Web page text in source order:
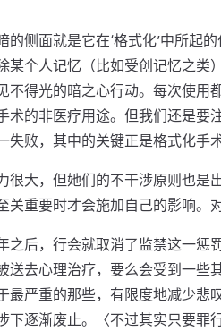
的侧面就是它在‘格式化’中所起
某个人记忆（比如受创记忆之类
不得光的暗之心行动。每次使用
术的非医疗用途。但我们还是要
失败，其中的关键正是格式化手
很大，但她们的不干涉原则也是
关重要时才会施加自己的影响。
之后，行会就取消了监禁这一惩
送去心理治疗，要么会受到一些
最严重的那些，有限度地减少悲
下逐渐废止。〈不过其实只要罪